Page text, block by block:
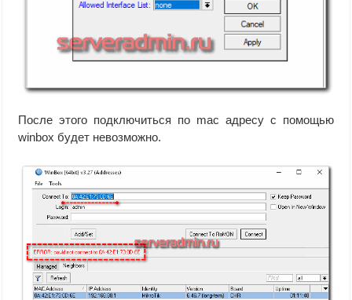
После этого подключиться по mac адресу с помощью
winbox будет невозможно.